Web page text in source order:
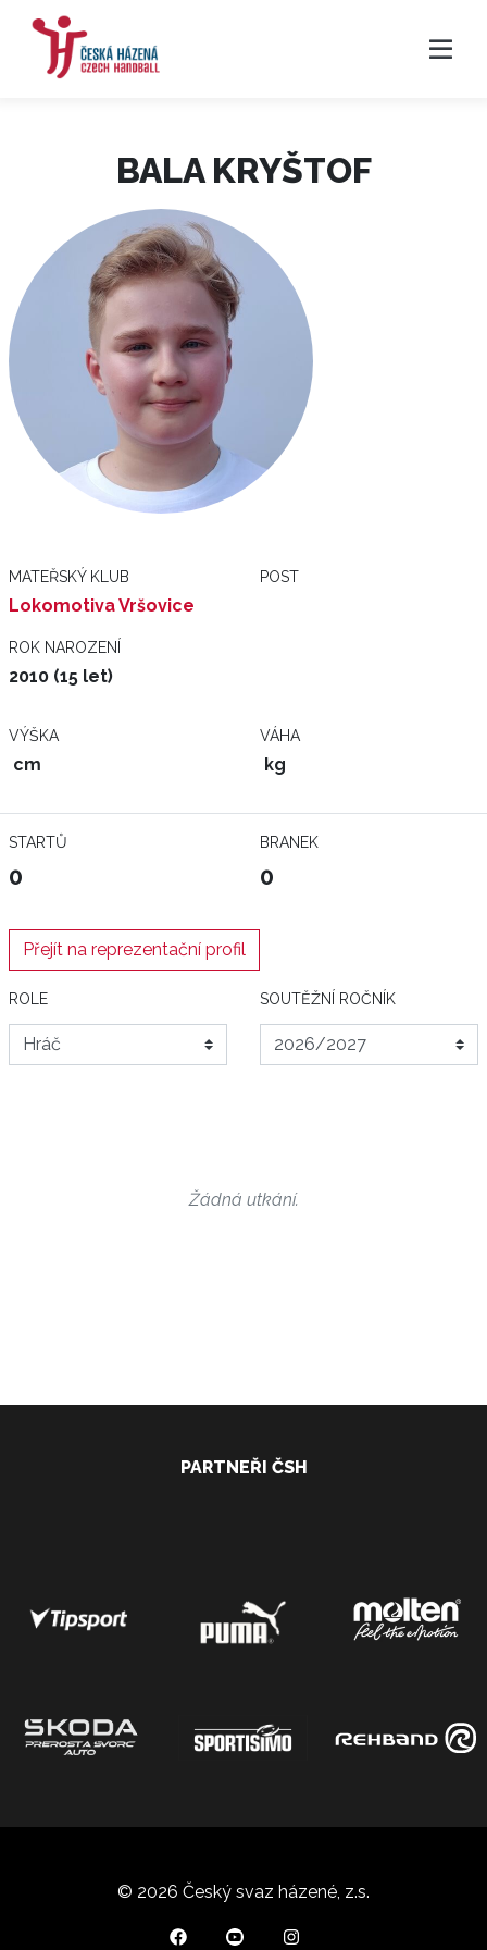
BALA KRYŠTOF
MATEŘSKÝ KLUB
Lokomotiva Vršovice
POST
ROK NAROZENÍ
2010 (15 let)
VÝŠKA
cm
VÁHA
kg
STARTŮ
0
BRANEK
0
Přejít na reprezentační profil
ROLE SOUTĚŽNÍ ROČNÍK
Žádná utkání.
PARTNEŘI ČSH
© 2026 Český svaz házené, z.s.